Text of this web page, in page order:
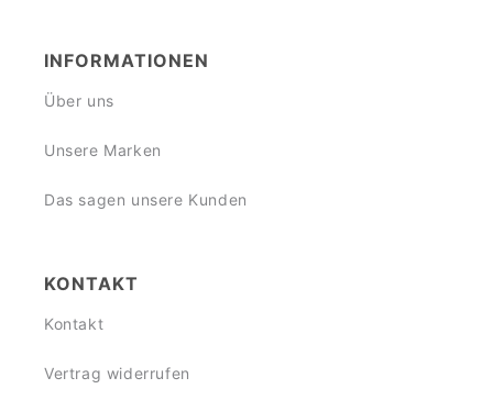
INFORMATIONEN
Über uns
Unsere Marken
Das sagen unsere Kunden
KONTAKT
Kontakt
Vertrag widerrufen